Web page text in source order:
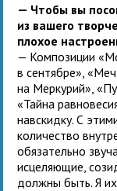
— Чтобы вы
из вашего
плохое
— Композиции
в сентябре»,
на Меркурий»,
«Тайна
навскидку. С
количество
обязательно
исцеляющие,
должны быть. Я их